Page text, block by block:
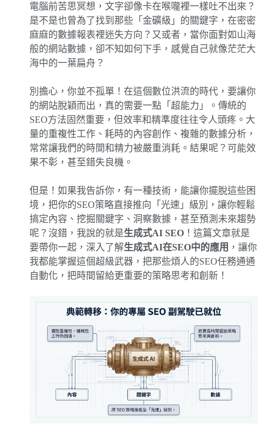
電腦前苦思冥想，文字卻像卡在喉嚨裡一樣吐不出來？
是不是也曾為了找到那些「金礦級」的關鍵字，在密密
麻麻的數據報表裡迷失方向？又或者，當你面對如山海
般的網站數據，卻不知如何下手，感覺自己就像茫茫大
海中的一葉扁舟？
別擔心，你並不孤單！在這個數位洪流的時代，要讓你
的網站脫穎而出，真的需要一點「超能力」。傳統的
SEO方法固然重要，但效率和精準度往往令人頭疼。大
量的重複性工作、耗時的內容創作、複雜的數據分析，
常常讓我們的時間和精力被嚴重消耗。結果呢？可能效
果不彰，甚至錯失良機。
但是！如果我告訴你，有一種技術，能讓你擺脫這些困
境，把你的SEO策略直接推向「光速」級別，讓你輕鬆
搞定內容、挖掘關鍵字、洞察數據，甚至預測未來趨勢
呢？沒錯，我說的就是生成式AI SEO ！這篇文章就是
要帶你一起，深入了解生成式AI在SEO中的應用 ，讓你
我都能掌握這個超級武器，把那些煩人的SEO任務通通
自動化，把時間留給更重要的策略思考和創新！